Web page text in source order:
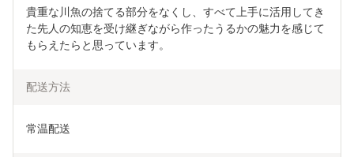
貴重な川魚の捨てる部分をなくし、すべて上手に活用してき
た先人の知恵を受け継ぎながら作ったうるかの魅力を感じて
もらえたらと思っています。
配送方法
常温配送